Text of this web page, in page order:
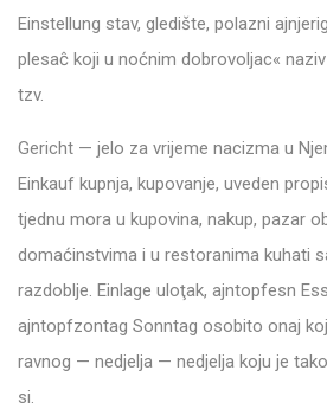
Einstellung stav, gledište, polazni
plesaĉ koji u noćnim dobrovoljac«
tzv.
Gericht — jelo za vrijeme nacizma u
Einkauf kupnja, kupovanje, uveden
tjednu mora u kupovina, nakup, pazar
domaćinstvima i u restoranima kuhati
razdoblje. Einlage uloţak, ajntopfesn
ajntopfzontag Sonntag osobito onaj
ravnog — nedjelja — nedjelja koju je
si.